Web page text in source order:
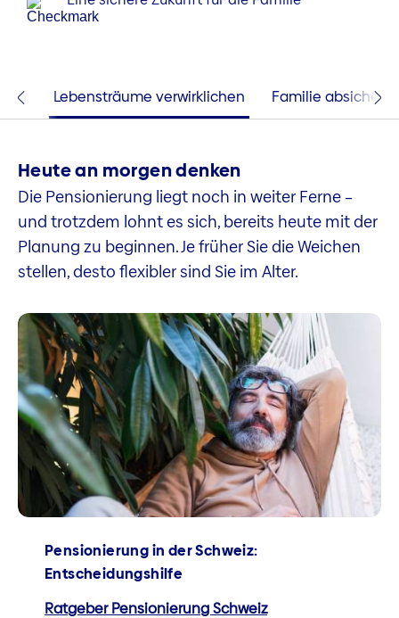
Lebensträume verwirklichen Familie absichern
Heute an morgen denken
Die Pensionierung liegt noch in weiter Ferne –
und trotzdem lohnt es sich, bereits heute mit der
Planung zu beginnen. Je früher Sie die Weichen
stellen, desto flexibler sind Sie im Alter.
Pensionierung in der Schweiz:
Entscheidungshilfe
Ratgeber Pensionierung Schweiz